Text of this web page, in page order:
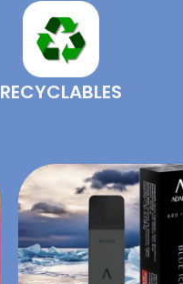
RECYCLABLES